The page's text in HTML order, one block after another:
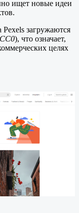
ищет новые идеи
загружаются
CC0), что означает,
целях